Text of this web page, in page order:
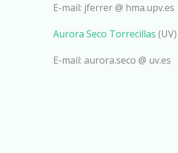
E-mail: jferrer @ hma.upv.es
Aurora Seco Torrecillas
E-mail: aurora.seco @ uv.es